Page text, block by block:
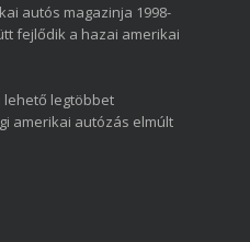
autós magazinja 1998-
fejlődik a hazai amerikai
lehető legtöbbet
amerikai autózás elmúlt